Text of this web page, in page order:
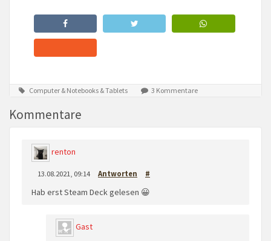
Computer & Notebooks & Tablets 3 Kommentare
Kommentare
renton
13.08.2021, 09:14 Antworten #
Hab erst Steam Deck gelesen 😀
Gast